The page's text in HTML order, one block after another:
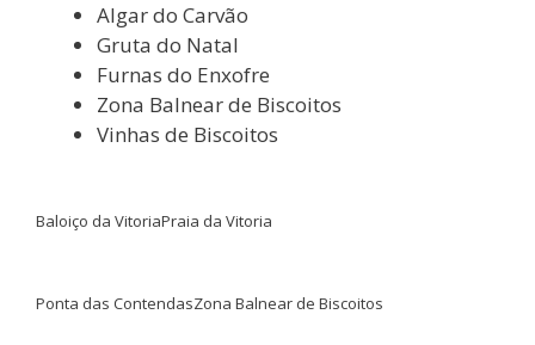
Algar do Carvão
Gruta do Natal
Furnas do Enxofre
Zona Balnear de Biscoitos
Vinhas de Biscoitos
Baloiço da VitoriaPraia da Vitoria
Ponta das ContendasZona Balnear de Biscoitos